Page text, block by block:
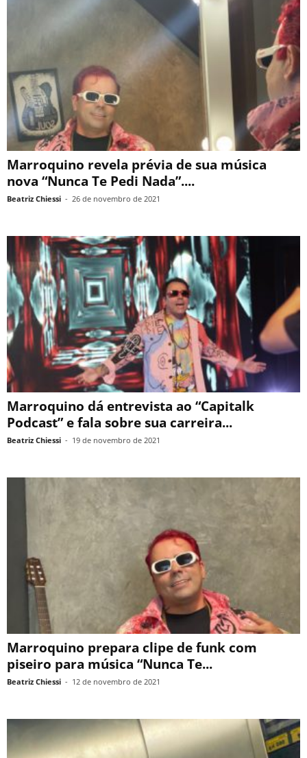
Marroquino revela prévia de sua música
nova “Nunca Te Pedi Nada”....
Beatriz Chiessi - 26 de novembro de 2021
Marroquino dá entrevista ao “Capitalk
Podcast” e fala sobre sua carreira...
Beatriz Chiessi - 19 de novembro de 2021
Marroquino prepara clipe de funk com
piseiro para música “Nunca Te...
Beatriz Chiessi - 12 de novembro de 2021